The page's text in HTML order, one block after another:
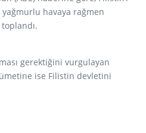
havaya rağmen
gerektiğini vurgulayan
ise Filistin devletini